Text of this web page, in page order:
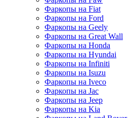
Фаркопы на Fiat
Фаркопы на Ford
Фаркопы на Geely
Фаркопы на Great Wall
Фаркопы на Honda
Фаркопы на Hyundai
Фаркопы на Infiniti
Фаркопы на Isuzu
Фаркопы на Iveco
Фаркопы на Jac
Фаркопы на Jeep
Фаркопы на Kia